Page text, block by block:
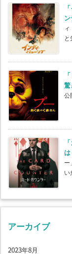
公
ー
い
アーカイブ
2023年8月